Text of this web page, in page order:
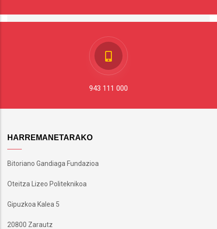
943 111 000
HARREMANETARAKO
Bitoriano Gandiaga Fundazioa
Oteitza Lizeo Politeknikoa
Gipuzkoa Kalea 5
20800 Zarautz